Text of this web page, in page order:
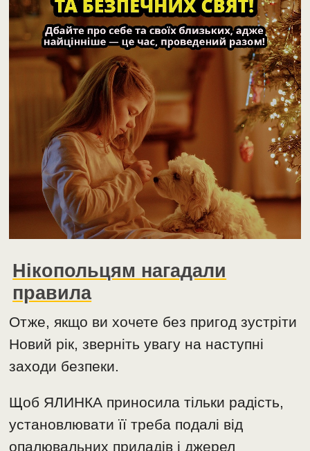
Нікопольцям нагадали
правила
Отже, якщо ви хочете без пригод зустріти
Новий рік, зверніть увагу на наступні
заходи безпеки.
Щоб ЯЛИНКА приносила тільки радість,
установлювати її треба подалі від
опалювальних приладів і джерел